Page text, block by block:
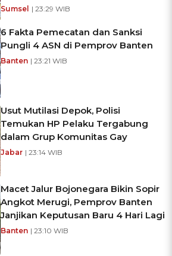
Sumsel | 23:29 WIB
6 Fakta Pemecatan dan Sanksi
Pungli 4 ASN di Pemprov Banten
Banten | 23:21 WIB
Usut Mutilasi Depok, Polisi
Temukan HP Pelaku Tergabung
dalam Grup Komunitas Gay
Jabar | 23:14 WIB
Macet Jalur Bojonegara Bikin Sopir
Angkot Merugi, Pemprov Banten
Janjikan Keputusan Baru 4 Hari Lagi
Banten | 23:10 WIB